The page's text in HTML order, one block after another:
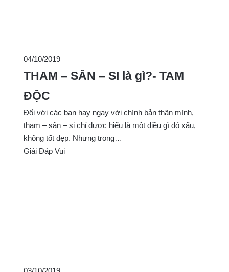
04/10/2019
THAM – SÂN – SI là gì?- TAM
ĐỘC
Đối với các bạn hay ngay với chính bản thân mình,
tham – sân – si chỉ được hiểu là một điều gì đó xấu,
không tốt đẹp. Nhưng trong…
Giải Đáp Vui